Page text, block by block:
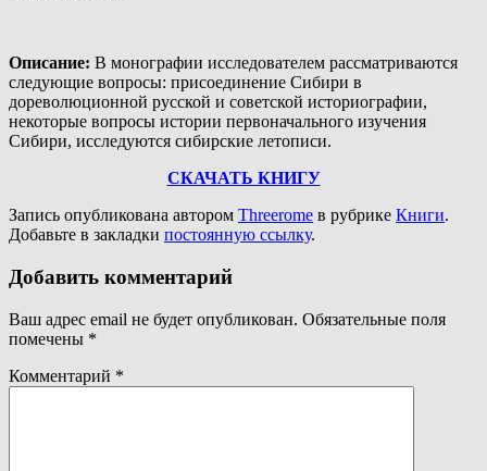
Описание: В монографии исследователем рассматриваются
следующие вопросы: присоединение Сибири в
дореволюционной русской и советской историографии,
некоторые вопросы истории первоначального изучения
Сибири, исследуются сибирские летописи.
СКАЧАТЬ КНИГУ
Запись опубликована автором Threerome в рубрике Книги.
Добавьте в закладки постоянную ссылку.
Добавить комментарий
Ваш адрес email не будет опубликован. Обязательные поля
помечены *
Комментарий *